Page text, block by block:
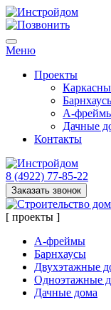
Меню
Проекты
А-
Дачные
Контакты
8 (4922) 77-85-22
Заказать звонок
[ проекты ]
А-фреймы
Барнхаусы
Двухэтажные
Одноэтажные
Дачные дома